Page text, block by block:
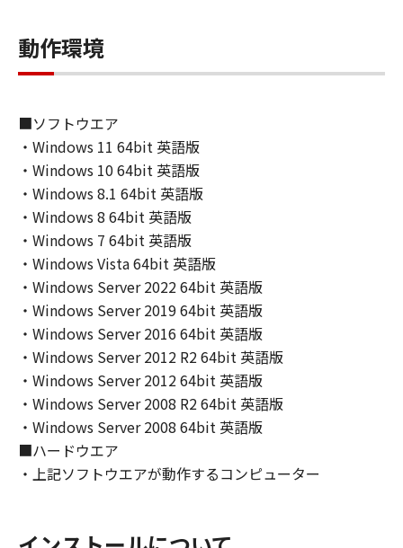
4. OWNERSHIP
rights in and to the SOFTWARE. Except as
expressly provided herein, no license or right,
express or implied, is hereby conveyed or
granted by Canon to you for any intellectual
property of Canon and its licensors.
5. EXPORT CONTROL
You agree to comply with all export laws and
restrictions and regulations of the country
involved, and not to export or re-export,
directly or indirectly, the SOFTWARE in
violation of any such laws, restrictions and
regulations, or without all necessary
approvals.
6. SUPPORT AND UPDATE
NEITHER CANON, CANON'S SUBSIDIARIES OR
RESPONSIBLE FOR MAINTAINING OR
動作環境
■ソフトウエア
・Windows 11 64bit 英語版
・Windows 10 64bit 英語版
・Windows 8.1 64bit 英語版
・Windows 8 64bit 英語版
・Windows 7 64bit 英語版
・Windows Vista 64bit 英語版
・Windows Server 2022 64bit 英語版
・Windows Server 2019 64bit 英語版
・Windows Server 2016 64bit 英語版
・Windows Server 2012 R2 64bit 英語版
・Windows Server 2012 64bit 英語版
・Windows Server 2008 R2 64bit 英語版
・Windows Server 2008 64bit 英語版
■ハードウエア
・上記ソフトウエアが動作するコンピューター